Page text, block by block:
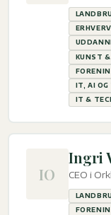
KUNST
IT, AI OG
IT &
IO
Ingri
CEO i